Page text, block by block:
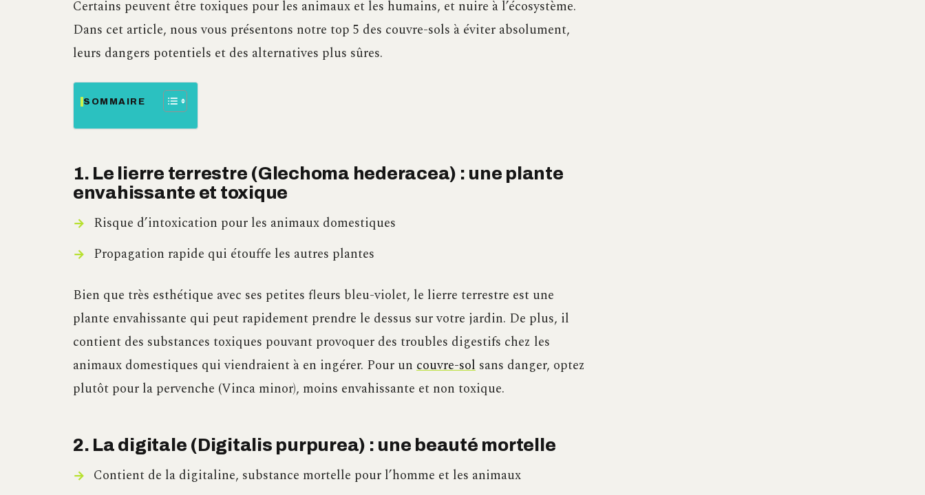
Certains peuvent être toxiques pour les animaux et les humains, et nuire à l’écosystème.
Dans cet article, nous vous présentons notre top 5 des couvre-sols à éviter absolument,
leurs dangers potentiels et des alternatives plus sûres.
SOMMAIRE
1. Le lierre terrestre (Glechoma hederacea) : une plante
envahissante et toxique
Risque d’intoxication pour les animaux domestiques
Propagation rapide qui étouffe les autres plantes
Bien que très esthétique avec ses petites fleurs bleu-violet, le lierre terrestre est une
plante envahissante qui peut rapidement prendre le dessus sur votre jardin. De plus, il
contient des substances toxiques pouvant provoquer des troubles digestifs chez les
animaux domestiques qui viendraient à en ingérer. Pour un couvre-sol sans danger, optez
plutôt pour la pervenche (Vinca minor), moins envahissante et non toxique.
2. La digitale (Digitalis purpurea) : une beauté mortelle
Contient de la digitaline, substance mortelle pour l’homme et les animaux